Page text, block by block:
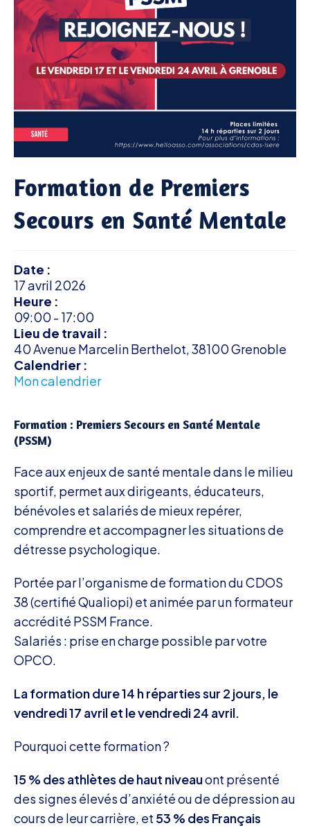
Formation de Premiers
Secours en Santé Mentale
Date :
17 avril 2026
Heure :
09:00 - 17:00
Lieu de travail :
40 Avenue Marcelin Berthelot, 38100 Grenoble
Calendrier :
Mon calendrier
Formation : Premiers Secours en Santé Mentale
(PSSM)
Face aux enjeux de santé mentale dans le milieu
sportif, permet aux dirigeants, éducateurs,
bénévoles et salariés de mieux repérer,
comprendre et accompagner les situations de
détresse psychologique.
Portée par l’organisme de formation du CDOS
38 (certifié Qualiopi) et animée par un formateur
accrédité PSSM France.
Salariés : prise en charge possible par votre
OPCO.
La formation dure 14 h réparties sur 2 jours, le
vendredi 17 avril et le vendredi 24 avril.
Pourquoi cette formation ?
15 % des athlètes de haut niveauont présenté
des signes élevés d’anxiété ou de dépression au
cours de leur carrière, et 53 % des Français